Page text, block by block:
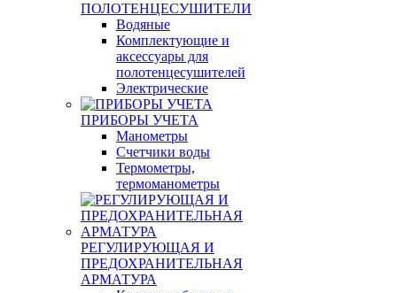
ПОЛОТЕНЦЕСУШИТЕЛИ
Водяные
Комплектующие и
аксессуары для
полотенцесушителей
Электрические
ПРИБОРЫ УЧЕТА
Манометры
Счетчики воды
Термометры,
термоманометры
РЕГУЛИРУЮЩАЯ И
ПРЕДОХРАНИТЕЛЬНАЯ
АРМАТУРА